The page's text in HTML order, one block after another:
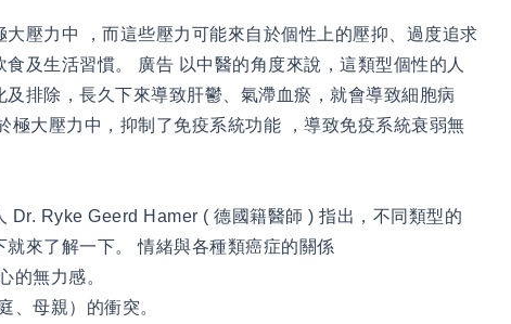
壓力中 ，而這些壓力可能來自於個性上的壓抑、過度追求
及生活習慣。 廣告 以中醫的角度來說，這類型個性的人
排除，長久下來導致肝鬱、氣滯血瘀，就會導致細胞病
極大壓力中，抑制了免疫系統功能 ，導致免疫系統衰弱無
Dr. Ryke Geerd Hamer ( 德國籍醫師 ) 指出，不同類型的
來了解一下。 情緒與各種類癌症的關係
的無力感。
、母親）的衝突。